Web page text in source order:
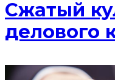
Сжатый
делового